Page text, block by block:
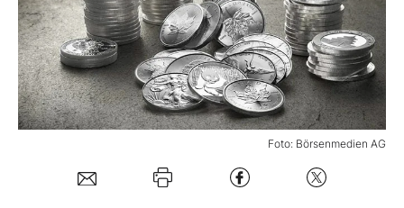
Experten
Mein B:O
Mein Konto
Folgen Sie uns
Foto: Börsenmedien AG